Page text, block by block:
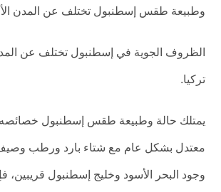
وطبيعة طقس إسطنبول تختلف عن المدن
الظروف الجوية في إسطنبول تختلف عن
تركيا.
يمتلك حالة وطبيعة طقس إسطنبول خصائصه
معتدل بشكل عام مع شتاء بارد ورطب
وجود البحر الأسود وخليج إسطنبول قريبين،